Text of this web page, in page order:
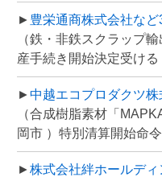
► 豊栄通商株式会社など
（鉄・非鉄スクラップ
産手続き開始決定受け
►中越エコプロダクツ株
（合成樹脂素材「
岡市 ）特別清算開始命
►株式会社絆ホールデ